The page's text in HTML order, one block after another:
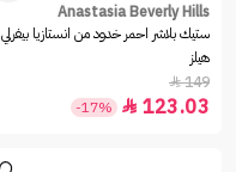
Anastasia Beverly Hills
ستيك بلاشر احمر خدود من انستازيا بيفرلي
هيلز
149

123.03

-17%